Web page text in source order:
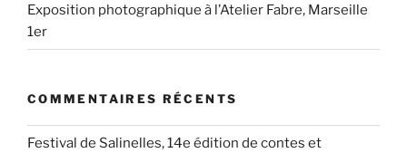
Exposition photographique à l’Atelier Fabre, Marseille
1er
COMMENTAIRES RÉCENTS
Festival de Salinelles, 14e édition de contes et